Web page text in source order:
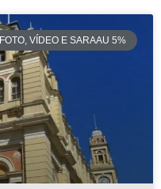
FOTO, VÍDEO E SARAAU 5%